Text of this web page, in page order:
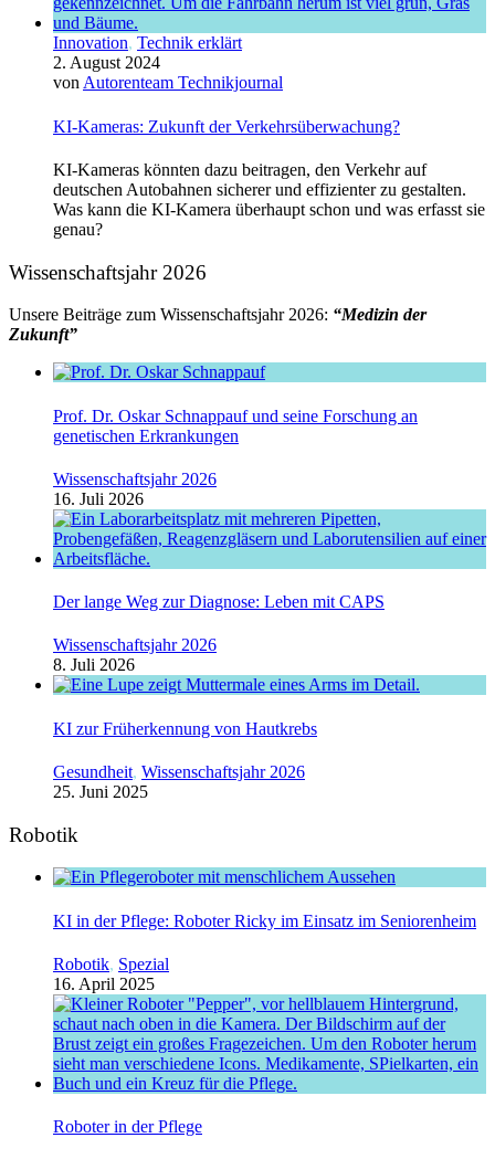
Innovation, Technik erklärt
2. August 2024
von Autorenteam Technikjournal
KI-Kameras: Zukunft der Verkehrsüberwachung?
KI-Kameras könnten dazu beitragen, den Verkehr auf
deutschen Autobahnen sicherer und effizienter zu gestalten.
Was kann die KI-Kamera überhaupt schon und was erfasst sie
genau?
Wissenschaftsjahr 2026
Unsere Beiträge zum Wissenschaftsjahr 2026: “Medizin der
Zukunft”
Prof. Dr. Oskar Schnappauf und seine Forschung an
genetischen Erkrankungen
Wissenschaftsjahr 2026
16. Juli 2026
Der lange Weg zur Diagnose: Leben mit CAPS
Wissenschaftsjahr 2026
8. Juli 2026
KI zur Früherkennung von Hautkrebs
Gesundheit, Wissenschaftsjahr 2026
25. Juni 2025
Robotik
KI in der Pflege: Roboter Ricky im Einsatz im Seniorenheim
Robotik, Spezial
16. April 2025
Roboter in der Pflege